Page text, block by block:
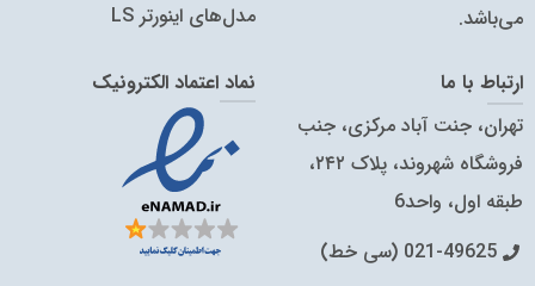
می‌باشد.
مدل‌های اینورتر LS
ارتباط با ما
تهران، جنت آباد مرکزی، جنب
فروشگاه شهروند، پلاک ۲۴۲،
طبقه اول، واحد6
021-49625 (سی خط)
نماد اعتماد الکترونیک